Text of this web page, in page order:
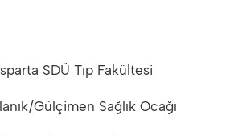
SDÜ Tıp Fakültesi
Gülçimen Sağlık Ocağı